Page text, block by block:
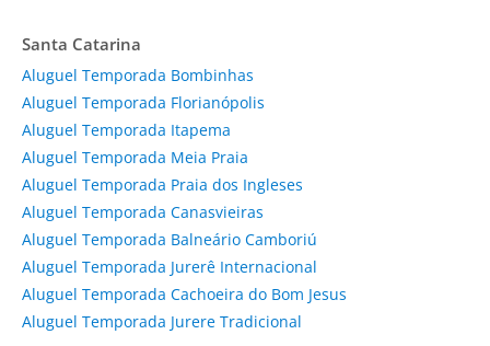
Santa Catarina
Aluguel Temporada Bombinhas
Aluguel Temporada Florianópolis
Aluguel Temporada Itapema
Aluguel Temporada Meia Praia
Aluguel Temporada Praia dos Ingleses
Aluguel Temporada Canasvieiras
Aluguel Temporada Balneário Camboriú
Aluguel Temporada Jurerê Internacional
Aluguel Temporada Cachoeira do Bom Jesus
Aluguel Temporada Jurere Tradicional